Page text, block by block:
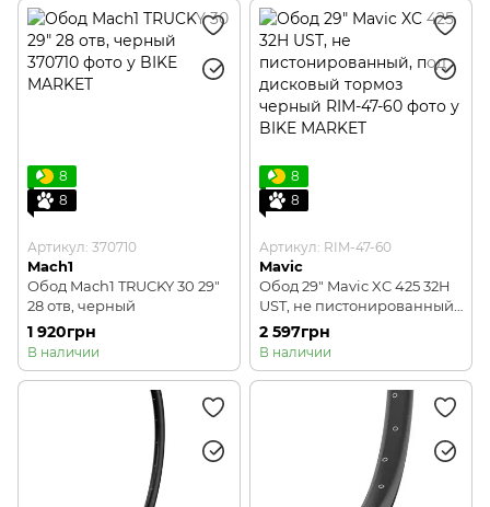
8
8
Артикул: 370710
Mach1
Обод Mach1 TRUCKY 30 29"
28 отв, черный
1 920грн
В наличии
8
8
Артикул: RIM-47-60
Mavic
Обод 29" Mavic XC 425 32H
UST, не пистонированный,
под дисковый тормоз
черный
2 597грн
В наличии